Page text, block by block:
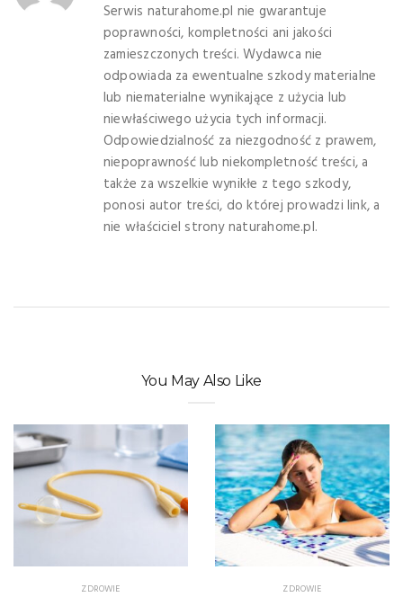
Serwis naturahome.pl nie gwarantuje
poprawności, kompletności ani jakości
zamieszczonych treści. Wydawca nie
odpowiada za ewentualne szkody materialne
lub niematerialne wynikające z użycia lub
niewłaściwego użycia tych informacji.
Odpowiedzialność za niezgodność z prawem,
niepoprawność lub niekompletność treści, a
także za wszelkie wynikłe z tego szkody,
ponosi autor treści, do której prowadzi link, a
nie właściciel strony naturahome.pl.
You May Also Like
ZDROWIE ZDROWIE